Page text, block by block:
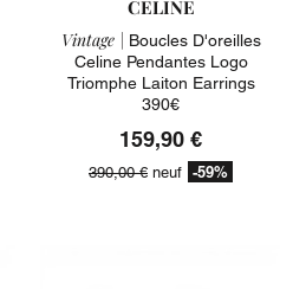
CELINE
Vintage | Boucles D'oreilles
Celine Pendantes Logo
Triomphe Laiton Earrings
390€
159,90 €
390,00 € neuf -59%